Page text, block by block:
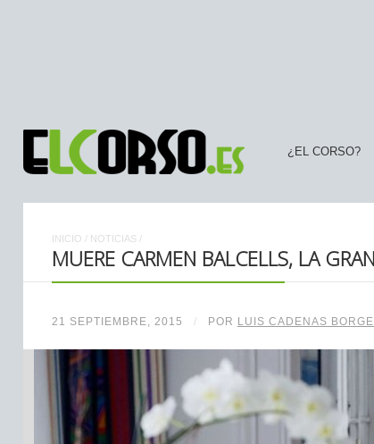
¿EL CORSO?
INICIO / NOTICIAS /
MUERE CARMEN BALCELLS, LA
21 SEPTIEMBRE, 2015 / POR LUIS CADENAS